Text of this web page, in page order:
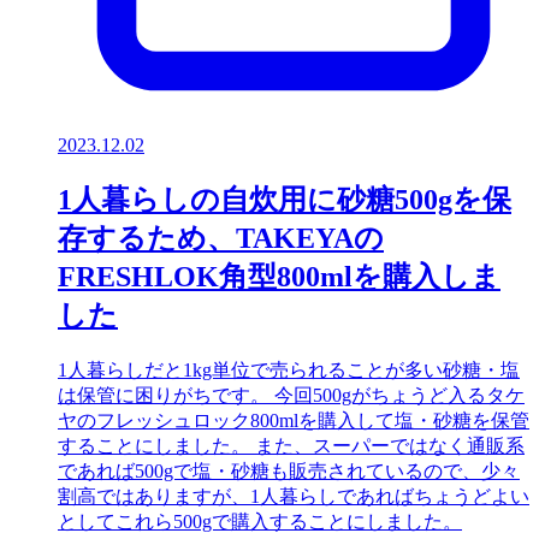
2023.12.02
1人暮らしの自炊用に砂糖500gを保
存するため、TAKEYAの
FRESHLOK角型800mlを購入しま
した
1人暮らしだと1kg単位で売られることが多い砂糖・塩
は保管に困りがちです。 今回500gがちょうど入るタケ
ヤのフレッシュロック800mlを購入して塩・砂糖を保管
することにしました。 また、スーパーではなく通販系
であれば500gで塩・砂糖も販売されているので、少々
割高ではありますが、1人暮らしであればちょうどよい
としてこれら500gで購入することにしました。